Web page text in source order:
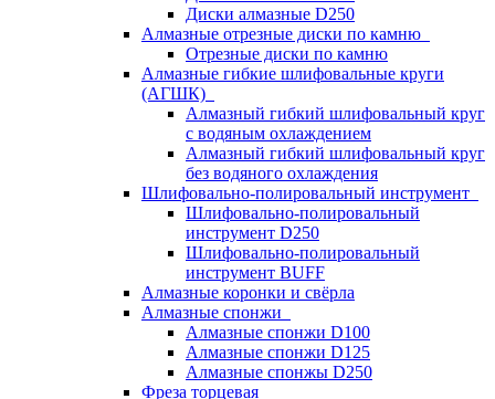
Диски алмазные D250
Алмазные отрезные диски по камню
Отрезные диски по камню
Алмазные гибкие шлифовальные круги
(АГШК)
Алмазный гибкий шлифовальный круг
с водяным охлаждением
Алмазный гибкий шлифовальный круг
без водяного охлаждения
Шлифовально-полировальный инструмент
Шлифовально-полировальный
инструмент D250
Шлифовально-полировальный
инструмент BUFF
Алмазные коронки и свёрла
Алмазные спонжи
Алмазные спонжи D100
Алмазные спонжи D125
Алмазные спонжы D250
Фреза торцевая